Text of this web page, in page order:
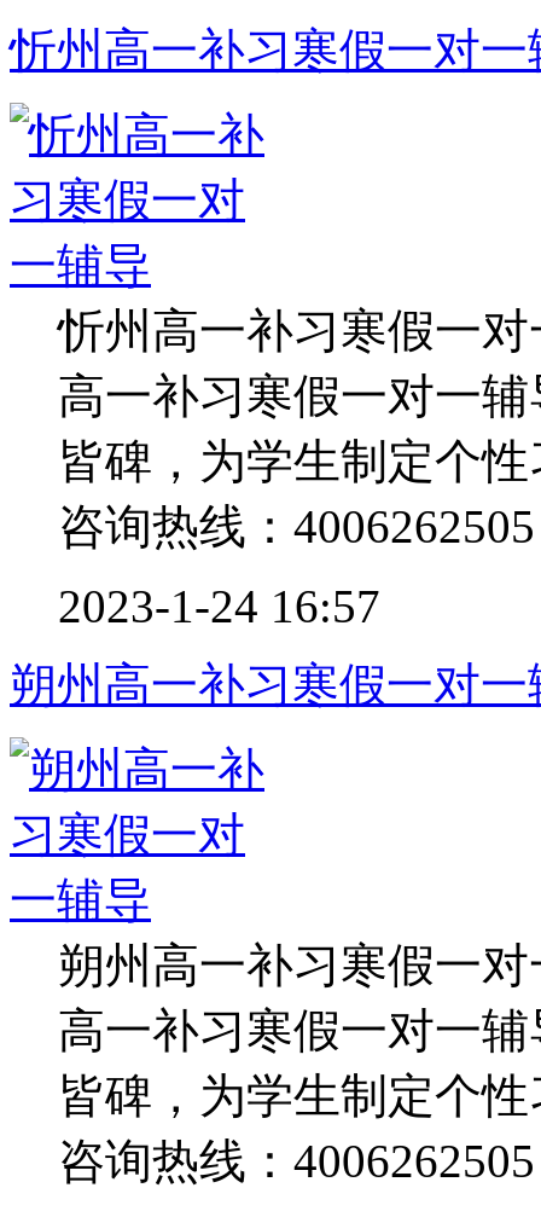
忻州高一补习寒假一对一
忻州高一补习寒假一
高一补习寒假一对一
皆碑，为学生制定个
咨询热线：
2023-1-24 16:57
朔州高一补习寒假一对一
朔州高一补习寒假一
高一补习寒假一对一
皆碑，为学生制定个
咨询热线：